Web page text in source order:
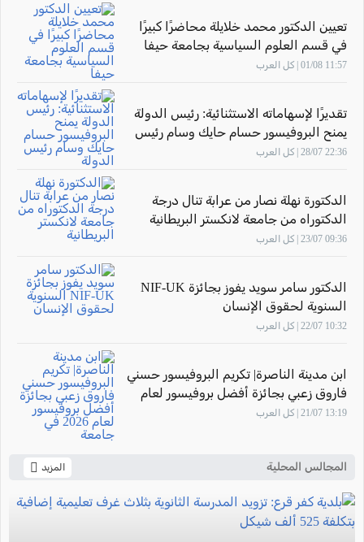
تعيين الدكتور محمد خلايلة محاضرًا كبيرًا
في قسم العلوم السياسية بجامعة حيفا
11:57 01/08 | كل العرب
تقديرًا لإسهاماته الاستثنائية: رئيس الدولة
يمنح البروفيسور حسام حايك وسام رئيس
الدولة
22:36 28/07 | كل العرب
الدكتورة نهلة نصار من عرابة تنال درجة
الدكتوراه من جامعة لانكستر البريطانية
09:36 23/07 | كل العرب
الدكتور سامر سويد يفوز بجائزة NIF-UK
السنوية لحقوق الإنسان
10:32 22/07 | كل العرب
ابن مدينة الناصرة| تكريم البروفيسور حسني
فاروق زعبي بجائزة أفضل بروفيسور لعام
13:19 21/07 | كل العرب
المجالس المحلية المزيد